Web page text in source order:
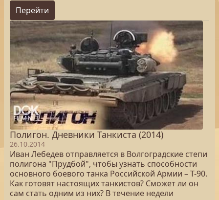
Перейти
Полигон. Дневники Танкиста (2014)
26.10.2014
Иван Лебедев отправляется в Волгоградские степи
полигона "Прудбой", чтобы узнать способности
основного боевого танка Российской Армии – Т-90.
Как готовят настоящих танкистов? Сможет ли он
сам стать одним из них? В течение недели